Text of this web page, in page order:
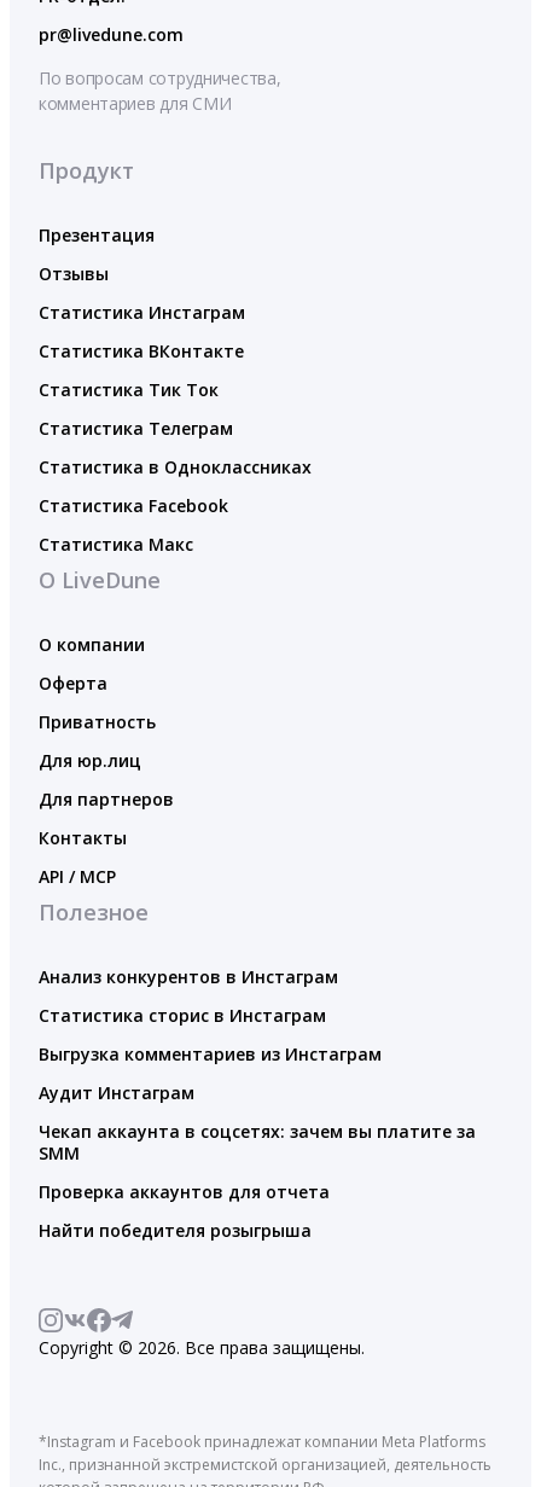
pr@livedune.com
По вопросам сотрудничества,
комментариев для СМИ
Продукт
Презентация
Отзывы
Статистика Инстаграм
Статистика ВКонтакте
Статистика Тик Ток
Статистика Телеграм
Статистика в Одноклассниках
Статистика Facebook
Статистика Макс
О LiveDune
О компании
Оферта
Приватность
Для юр.лиц
Для партнеров
Контакты
API / MCP
Полезное
Анализ конкурентов в Инстаграм
Статистика сторис в Инстаграм
Выгрузка комментариев из Инстаграм
Аудит Инстаграм
Чекап аккаунта в соцсетях: зачем вы платите за
SMM
Проверка аккаунтов для отчета
Найти победителя розыгрыша
Copyright © 2026. Все права защищены.
*Instagram и Facebook принадлежат компании Meta Platforms
Inc., признанной экстремистской организацией, деятельность